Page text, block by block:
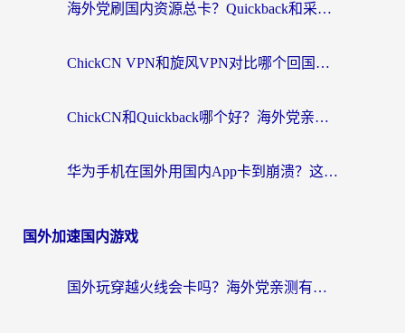
海外党刷国内资源总卡？Quickback和采集蜂好用吗？这篇指南帮你避坑
ChickCN VPN和旋风VPN对比哪个回国效果更好？海外党亲测实用指南
ChickCN和Quickback哪个好？海外党亲测回国加速器，轻松解锁国内资源（附避坑指南）
华为手机在国外用国内App卡到崩溃？这篇加速器指南帮你无缝刷剧打游戏
国外加速国内游戏
国外玩穿越火线会卡吗？海外党亲测有效的国服游戏加速指南